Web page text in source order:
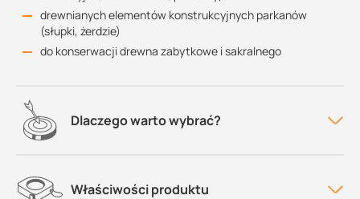
drewnianych elementów konstrukcyjnych parkanów
(słupki, żerdzie)
do konserwacji drewna zabytkowe i sakralnego
Dlaczego warto wybrać?
Właściwości produktu